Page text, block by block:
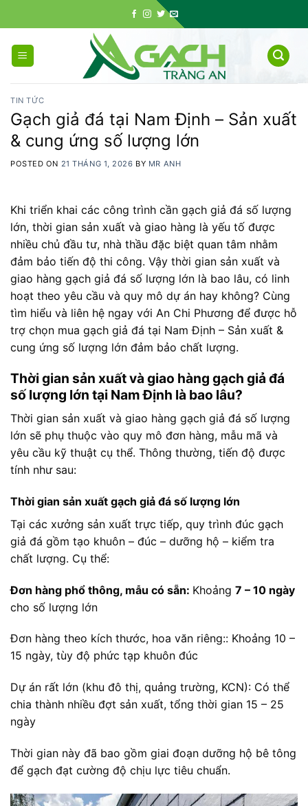
to
content
TIN TỨC
Gạch giả đá tại Nam Định – Sản xuất
& cung ứng số lượng lớn
POSTED ON 21 THÁNG 1, 2026 BY MR ANH
Khi triển khai các công trình cần gạch giả đá số lượng
lớn, thời gian sản xuất và giao hàng là yếu tố được
nhiều chủ đầu tư, nhà thầu đặc biệt quan tâm nhằm
đảm bảo tiến độ thi công. Vậy thời gian sản xuất và
giao hàng gạch giả đá số lượng lớn là bao lâu, có linh
hoạt theo yêu cầu và quy mô dự án hay không? Cùng
tìm hiểu và liên hệ ngay với An Chi Phương để được hỗ
trợ chọn mua gạch giả đá tại Nam Định – Sản xuất &
cung ứng số lượng lớn đảm bảo chất lượng.
Thời gian sản xuất và giao hàng gạch giả đá
số lượng lớn tại Nam Định là bao lâu?
Thời gian sản xuất và giao hàng gạch giả đá số lượng
lớn sẽ phụ thuộc vào quy mô đơn hàng, mẫu mã và
yêu cầu kỹ thuật cụ thể. Thông thường, tiến độ được
tính như sau:
Thời gian sản xuất gạch giả đá số lượng lớn
Tại các xưởng sản xuất trực tiếp, quy trình đúc gạch
giả đá gồm tạo khuôn – đúc – dưỡng hộ – kiểm tra
chất lượng. Cụ thể:
Đơn hàng phổ thông, mẫu có sẵn: Khoảng 7 – 10 ngày
cho số lượng lớn
Đơn hàng theo kích thước, hoa văn riêng:: Khoảng 10 –
15 ngày, tùy độ phức tạp khuôn đúc
Dự án rất lớn (khu đô thị, quảng trường, KCN): Có thể
chia thành nhiều đợt sản xuất, tổng thời gian 15 – 25
ngày
Thời gian này đã bao gồm giai đoạn dưỡng hộ bê tông
để gạch đạt cường độ chịu lực tiêu chuẩn.